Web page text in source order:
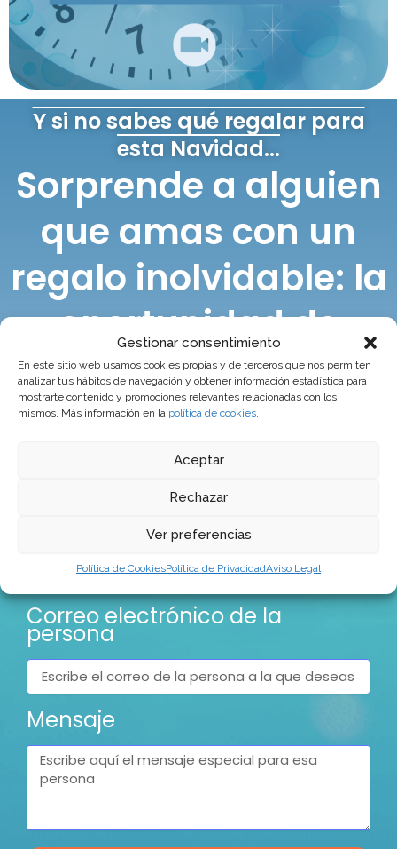
Gestionar consentimiento
En este sitio web usamos cookies propias y de terceros que nos permiten
analizar tus hábitos de navegación y obtener información estadística para
mostrarte contenido y promociones relevantes relacionadas con los
mismos. Más información en la política de cookies.
Aceptar
Rechazar
Ver preferencias
Política de CookiesPolítica de PrivacidadAviso Legal
Y si no sabes qué regalar para
esta Navidad...
Sorprende a alguien
que amas con un
regalo inolvidable: la
oportunidad de
reflexionar, crecer y
comenzar el año con
claridad y propósito.
Correo electrónico de la
persona
Mensaje